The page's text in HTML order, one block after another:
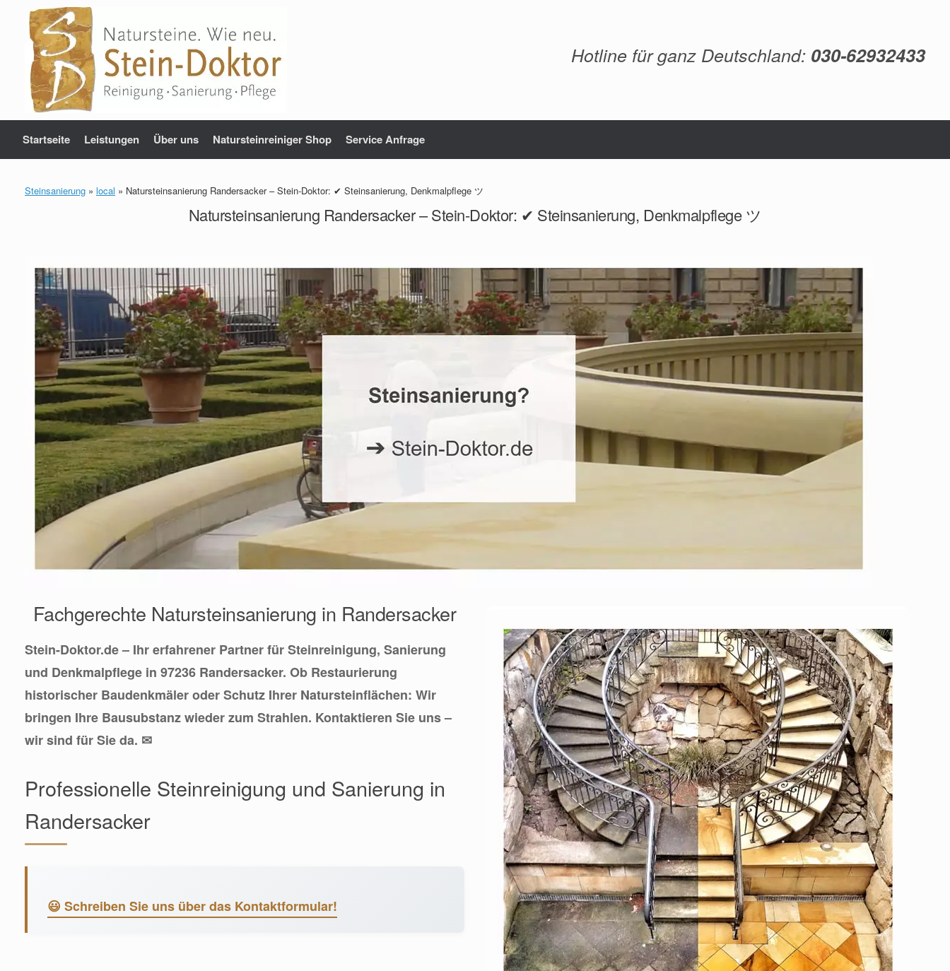
springen
Hotline für ganz Deutschland: 030-62932433
Startseite Leistungen Über uns Natursteinreiniger Shop Service Anfrage
Steinsanierung » local » Natursteinsanierung Randersacker – Stein-Doktor: ✔ Steinsanierung, Denkmalpflege ツ
Natursteinsanierung Randersacker – Stein-Doktor: ✔ Steinsanierung, Denkmalpflege ツ
Fachgerechte Natursteinsanierung in Randersacker
Stein-Doktor.de – Ihr erfahrener Partner für Steinreinigung, Sanierung
und Denkmalpflege in 97236 Randersacker. Ob Restaurierung
historischer Baudenkmäler oder Schutz Ihrer Natursteinflächen: Wir
bringen Ihre Bausubstanz wieder zum Strahlen. Kontaktieren Sie uns –
wir sind für Sie da. ✉
Professionelle Steinreinigung und Sanierung in
Randersacker
😃 Schreiben Sie uns über das Kontaktformular!